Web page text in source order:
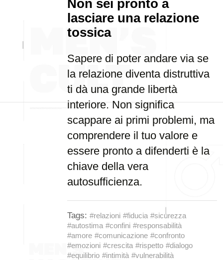
Non sei pronto a
lasciare una relazione
tossica
Sapere di poter andare via se
la relazione diventa distruttiva
ti dà una grande libertà
interiore. Non significa
scappare ai primi problemi, ma
comprendere il tuo valore e
essere pronto a difenderti è la
chiave della vera
autosufficienza.
Tags: #relazioni #fiducia #sicurezza
#autostima #confini #responsabilità
#amore #comunicazione #confronto
#emozioni #crescita #rispetto #dialogo
#equilibrio #intimità #vulnerabilità